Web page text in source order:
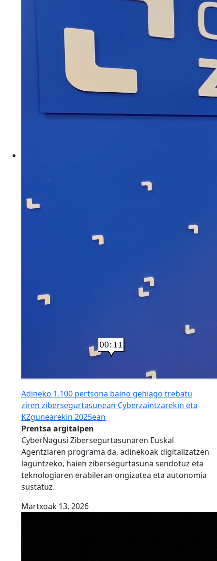
Adineko 1.100 pertsona baino gehiago trebatu
ziren zibersegurtasunean Cyberzaintzarekin eta
KZgunearekin 2025ean
Prentsa argitalpen
CyberNagusi Zibersegurtasunaren Euskal
Agentziaren programa da, adinekoak digitalizatzen
laguntzeko, haien zibersegurtasuna sendotuz eta
teknologiaren erabileran ongizatea eta autonomia
sustatuz.
Martxoak 13, 2026